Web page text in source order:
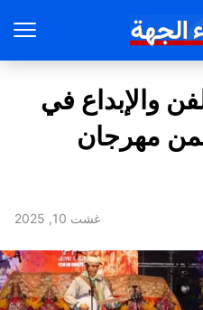
والإبداع في
مهرجان
غشت 10, 2025